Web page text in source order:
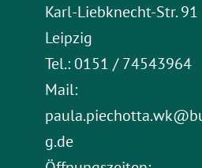
Karl-Liebknecht-Str.
Leipzig
Tel.: 0151 / 74543964
Mail:
g.de